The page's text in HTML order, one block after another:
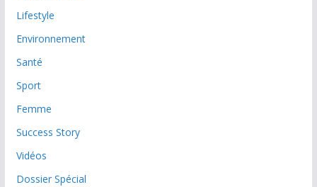
Lifestyle
Environnement
Santé
Sport
Femme
Success Story
Vidéos
Dossier Spécial